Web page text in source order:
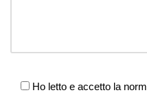
Ho letto e accetto la